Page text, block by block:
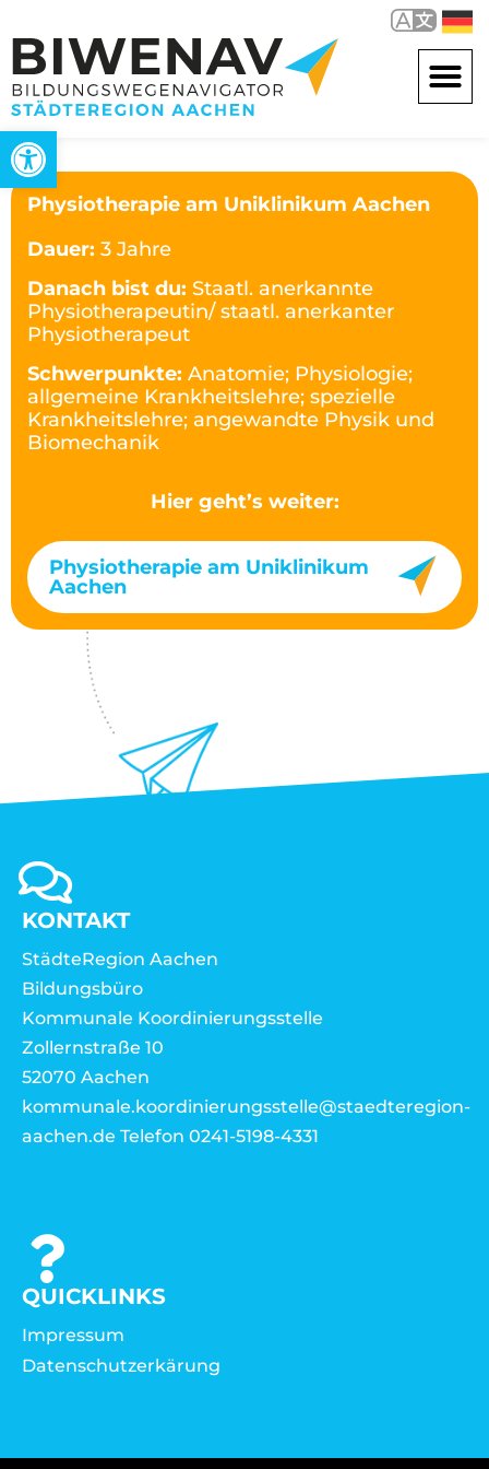
Werkzeugleiste öffnen
Physiotherapie am Uniklinikum Aachen
Dauer: 3 Jahre
Danach bist du: Staatl. anerkannte
Physiotherapeutin/ staatl. anerkanter
Physiotherapeut
Schwerpunkte: Anatomie; Physiologie;
allgemeine Krankheitslehre; spezielle
Krankheitslehre; angewandte Physik und
Biomechanik
Hier geht’s weiter:
Physiotherapie am Uniklinikum
Aachen
KONTAKT
StädteRegion Aachen
Bildungsbüro
Kommunale Koordinierungsstelle
Zollernstraße 10
52070 Aachen
kommunale.koordinierungsstelle@staedteregion-
aachen.de Telefon 0241-5198-4331
QUICKLINKS
Impressum
Datenschutzerkärung